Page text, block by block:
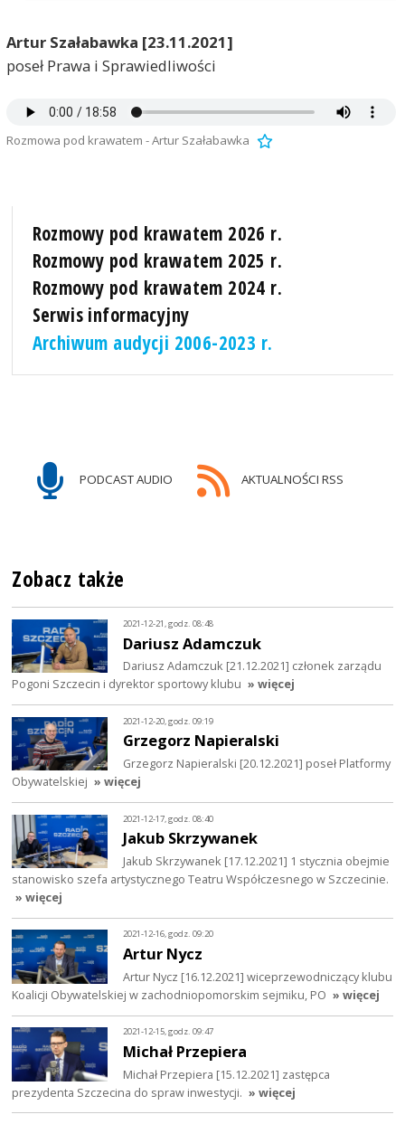
Artur Szałabawka [23.11.2021]
poseł Prawa i Sprawiedliwości
Rozmowa pod krawatem - Artur Szałabawka
Rozmowy pod krawatem 2026 r.
Rozmowy pod krawatem 2025 r.
Rozmowy pod krawatem 2024 r.
Serwis informacyjny
Archiwum audycji 2006-2023 r.
PODCAST AUDIO AKTUALNOŚCI RSS
Zobacz także
2021-12-21, godz. 08:48
Dariusz Adamczuk
Dariusz Adamczuk [21.12.2021] członek zarządu
Pogoni Szczecin i dyrektor sportowy klubu » więcej
2021-12-20, godz. 09:19
Grzegorz Napieralski
Grzegorz Napieralski [20.12.2021] poseł Platformy
Obywatelskiej » więcej
2021-12-17, godz. 08:40
Jakub Skrzywanek
Jakub Skrzywanek [17.12.2021] 1 stycznia obejmie
stanowisko szefa artystycznego Teatru Współczesnego w Szczecinie.
» więcej
2021-12-16, godz. 09:20
Artur Nycz
Artur Nycz [16.12.2021] wiceprzewodniczący klubu
Koalicji Obywatelskiej w zachodniopomorskim sejmiku, PO » więcej
2021-12-15, godz. 09:47
Michał Przepiera
Michał Przepiera [15.12.2021] zastępca
prezydenta Szczecina do spraw inwestycji. » więcej